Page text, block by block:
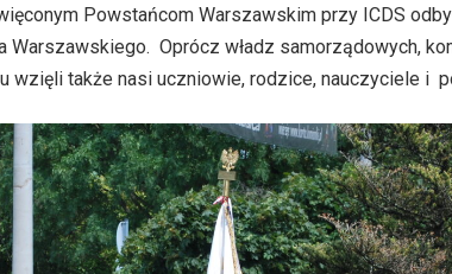
Powstańcom Warszawskim przy ICDS
Oprócz władz samorządowych,
także nasi uczniowie, rodzice, nauczyciele i